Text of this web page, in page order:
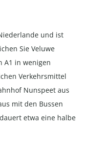
und ist
Sie Veluwe
A1 in wenigen
Verkehrsmittel
Nunspeet aus
mit den Bussen
etwa eine halbe